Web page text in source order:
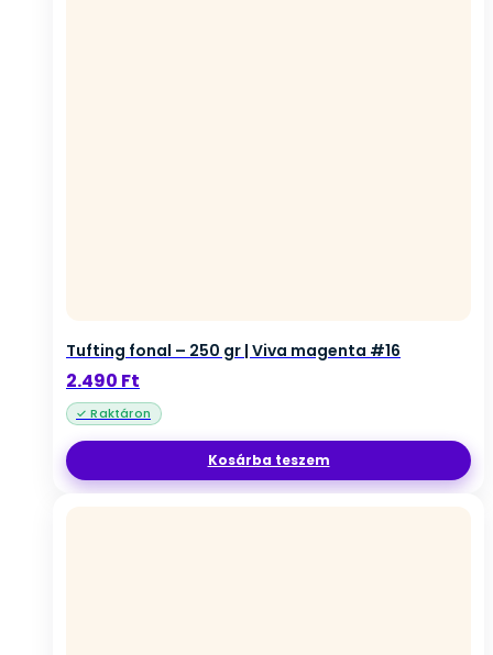
Tufting fonal – 250 gr | Viva magenta #16
2.490 Ft
Kosárba teszem